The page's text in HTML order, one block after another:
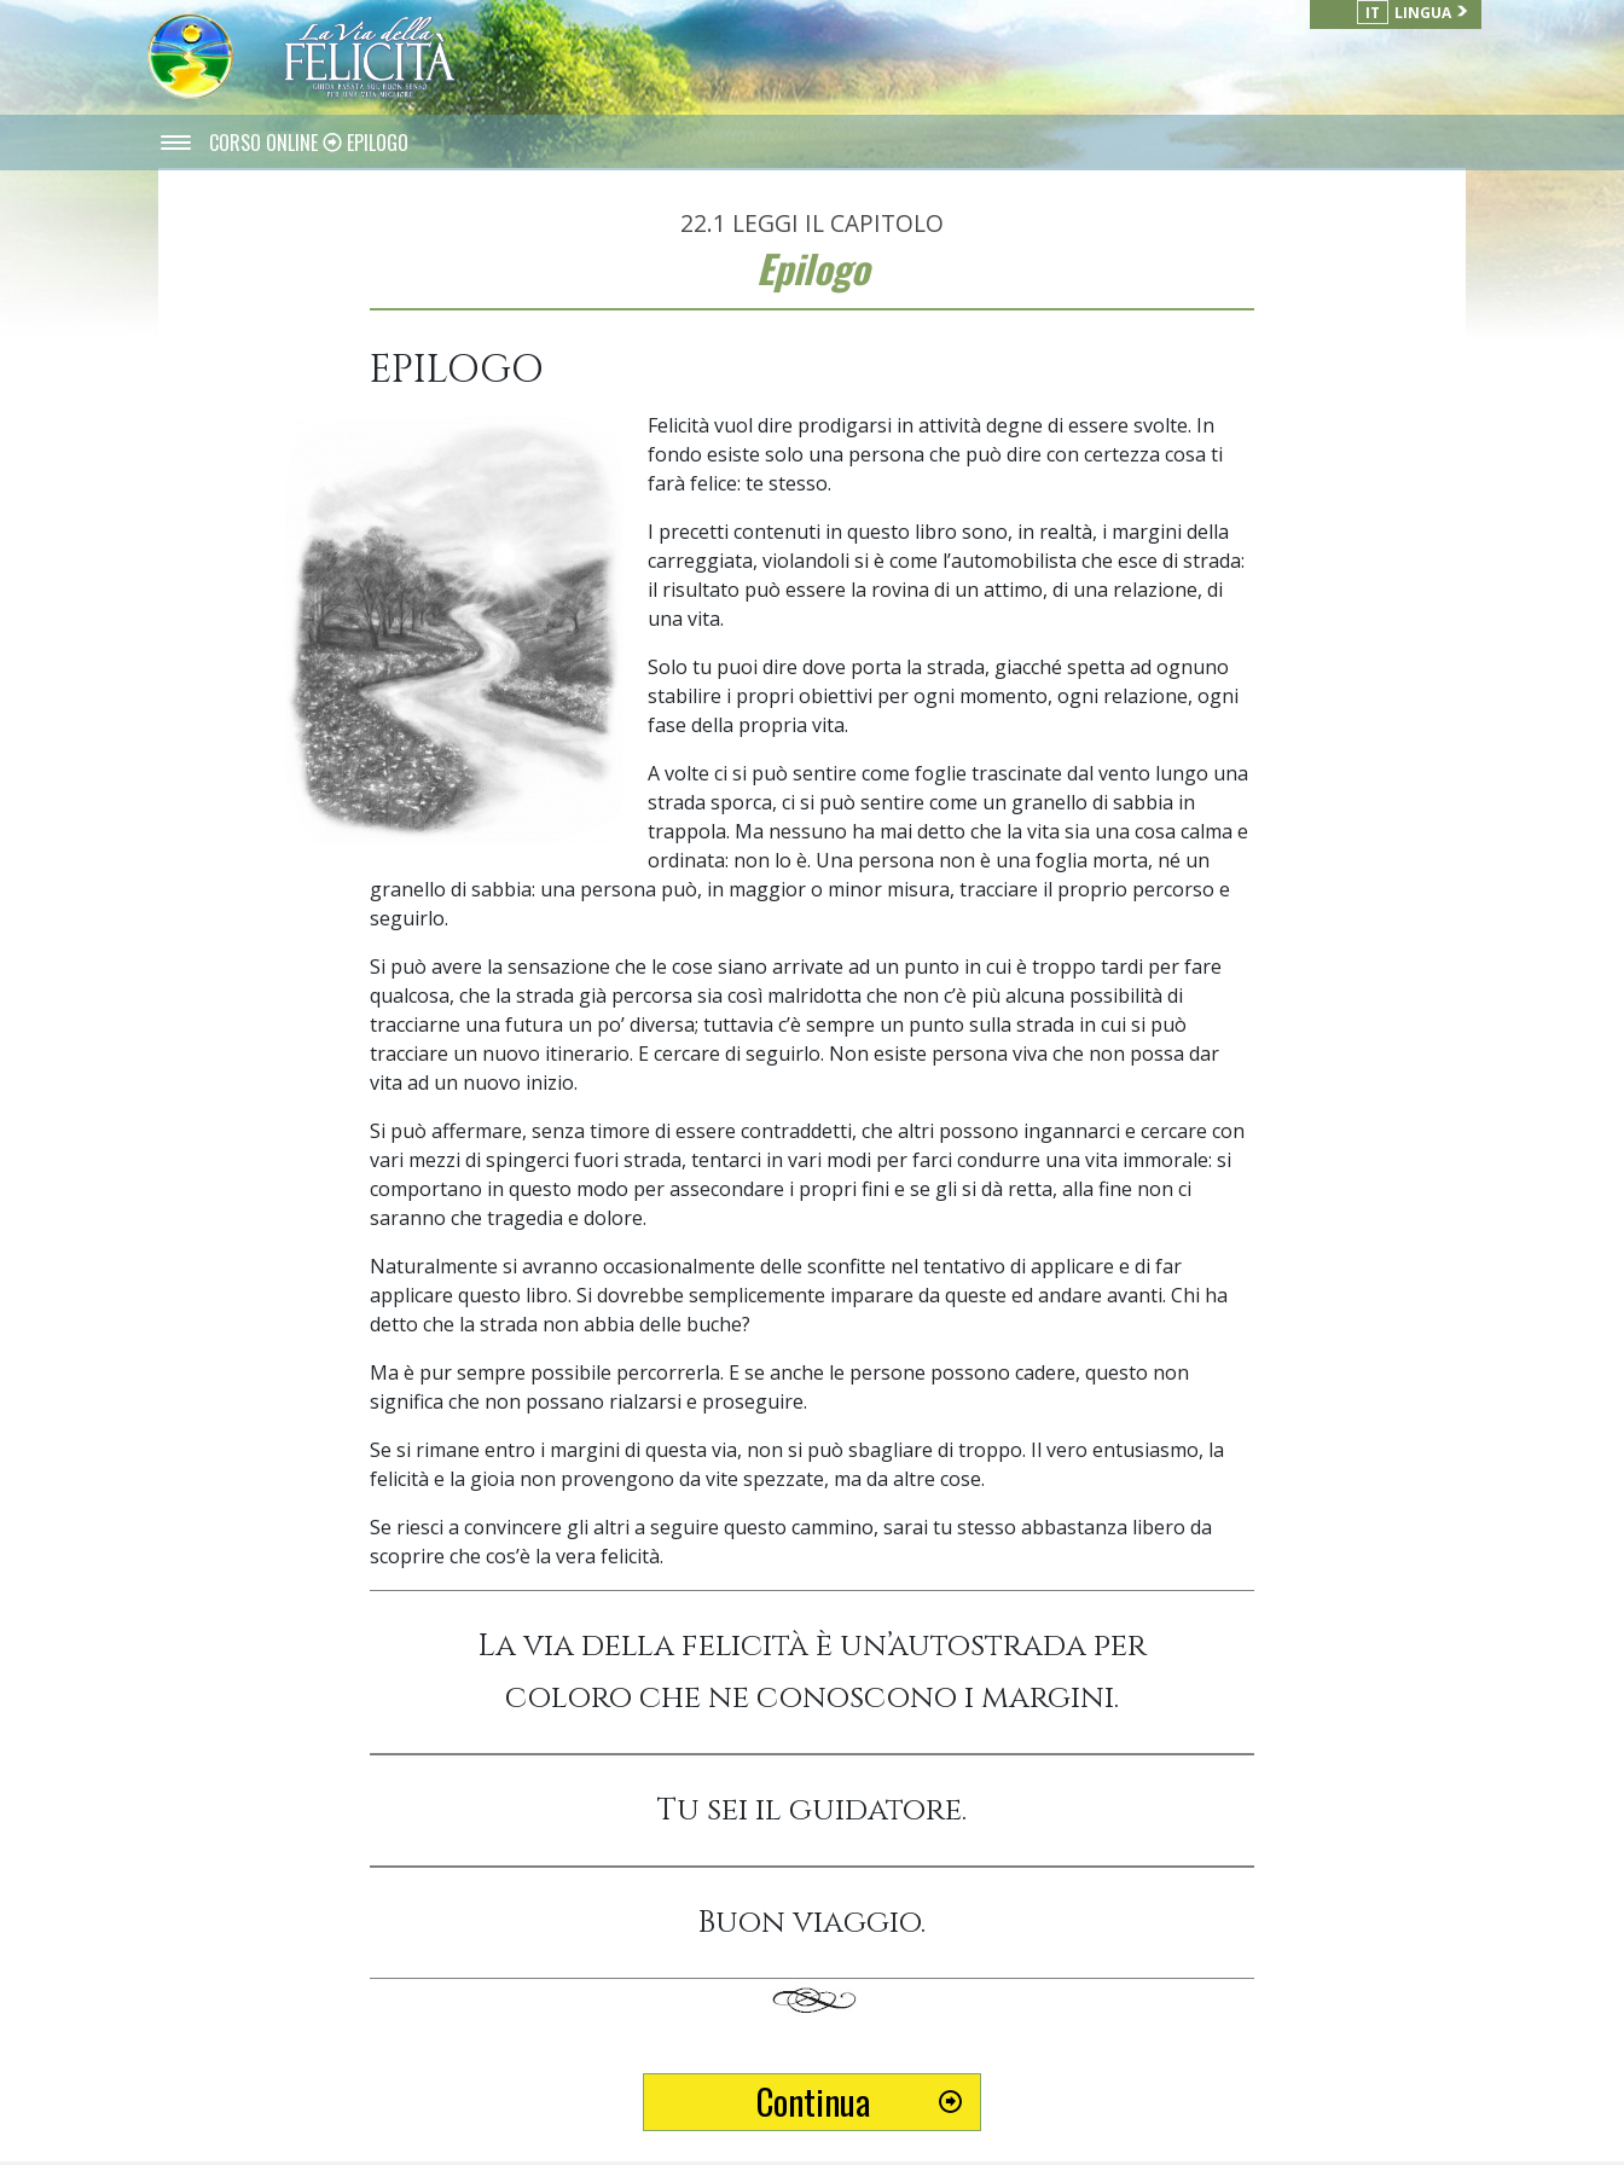
IT LINGUA
CORSO ONLINE EPILOGO
22.1 LEGGI IL CAPITOLO
Epilogo
EPILOGO
Felicità vuol dire prodigarsi in attività degne di essere svolte. In
fondo esiste solo una persona che può dire con certezza cosa ti
farà felice: te stesso.
I precetti contenuti in questo libro sono, in realtà, i margini della
carreggiata, violandoli si è come l’automobilista che esce di strada:
il risultato può essere la rovina di un attimo, di una relazione, di
una vita.
Solo tu puoi dire dove porta la strada, giacché spetta ad ognuno
stabilire i propri obiettivi per ogni momento, ogni relazione, ogni
fase della propria vita.
A volte ci si può sentire come foglie trascinate dal vento lungo una
strada sporca, ci si può sentire come un granello di sabbia in
trappola. Ma nessuno ha mai detto che la vita sia una cosa calma e
ordinata: non lo è. Una persona non è una foglia morta, né un
granello di sabbia: una persona può, in maggior o minor misura, tracciare il proprio percorso e
seguirlo.
Si può avere la sensazione che le cose siano arrivate ad un punto in cui è troppo tardi per fare
qualcosa, che la strada già percorsa sia così malridotta che non c’è più alcuna possibilità di
tracciarne una futura un po’ diversa; tuttavia c’è sempre un punto sulla strada in cui si può
tracciare un nuovo itinerario. E cercare di seguirlo. Non esiste persona viva che non possa dar
vita ad un nuovo inizio.
Si può affermare, senza timore di essere contraddetti, che altri possono ingannarci e cercare con
vari mezzi di spingerci fuori strada, tentarci in vari modi per farci condurre una vita immorale: si
comportano in questo modo per assecondare i propri fini e se gli si dà retta, alla fine non ci
saranno che tragedia e dolore.
Naturalmente si avranno occasionalmente delle sconfitte nel tentativo di applicare e di far
applicare questo libro. Si dovrebbe semplicemente imparare da queste ed andare avanti. Chi ha
detto che la strada non abbia delle buche?
Ma è pur sempre possibile percorrerla. E se anche le persone possono cadere, questo non
significa che non possano rialzarsi e proseguire.
Se si rimane entro i margini di questa via, non si può sbagliare di troppo. Il vero entusiasmo, la
felicità e la gioia non provengono da vite spezzate, ma da altre cose.
Se riesci a convincere gli altri a seguire questo cammino, sarai tu stesso abbastanza libero da
scoprire che cos’è la vera felicità.
La via della felicità è un’autostrada per
coloro che ne conoscono i margini.
Tu sei il guidatore.
Buon viaggio.
Continua